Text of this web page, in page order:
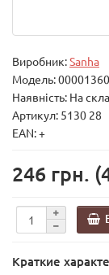
Виробник:Sanha
Модель:
Наявність: На
Артикул: 5130 28
EAN: +
246 грн.
Краткие